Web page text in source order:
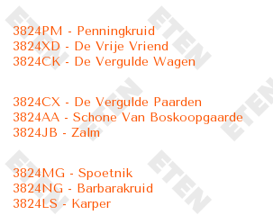
3824PM - Penningkruid
3824XD - De Vrije Vriend
3824CK - De Vergulde Wagen
3824CX - De Vergulde Paarden
3824AA - Schone Van Boskoopgaarde
3824JB - Zalm
3824MG - Spoetnik
3824NG - Barbarakruid
3824LS - Karper